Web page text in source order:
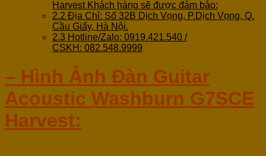
Harvest Khách hàng sẽ được đảm bảo:
2.2 Địa Chỉ: Số 32B Dịch Vọng, P.Dịch Vọng, Q.
Cầu Giấy, Hà Nội.
2.3 Hotline/Zalo: 0919.421.540 /
CSKH: 082.548.9999
– Hình Ảnh Đàn Guitar
Acoustic Washburn G7SCE
Harvest: